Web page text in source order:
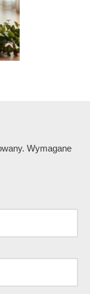
Wymagane